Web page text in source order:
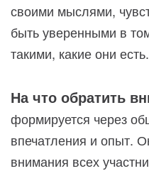
своими мыслями,
быть уверенными в
такими, какие они есть.
На что обратить
формируется через
впечатления и опыт.
внимания всех